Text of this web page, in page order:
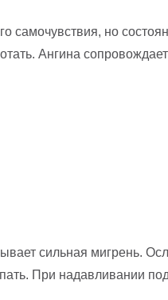
самочувствия, но
Ангина
сильная мигрень.
При надавливании